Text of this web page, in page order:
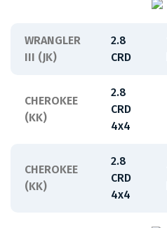
WRANGLER
III (JK)
2.8
CRD
CHEROKEE
(KK)
2.8
CRD
4x4
CHEROKEE
(KK)
2.8
CRD
4x4